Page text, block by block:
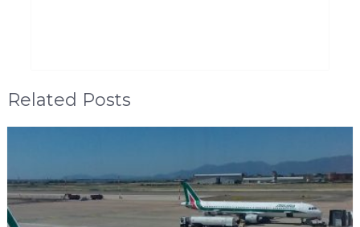
Related Posts